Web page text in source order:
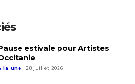
estivale pour Artistes
la une 28 juillet 2026